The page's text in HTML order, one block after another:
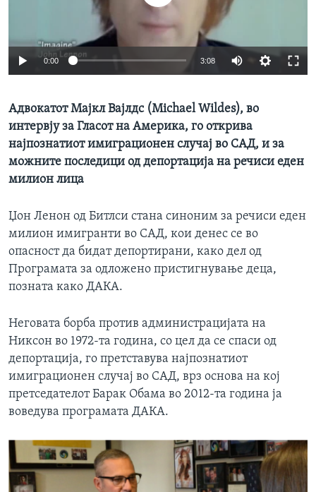
0:00 3:08
Адвокатот Мајкл Вајлдс (Michael Wildes), во
интервју за Гласот на Америка, го открива
најпознатиот имиграционен случај во САД, и за
можните последици од депортација на речиси еден
милион лица
Џон Ленон од Битлси стана синоним за речиси еден
милион имигранти во САД, кои денес се во
опасност да бидат депортирани, како дел од
Програмата за одложено пристигнување деца,
позната како ДАКА.
Неговата борба против администрацијата на
Никсон во 1972-та година, со цел да се спаси од
депортација, го претставува најпознатиот
имиграционен случај во САД, врз основа на кој
претседателот Барак Обама во 2012-та година ја
воведува програмата ДАКА.